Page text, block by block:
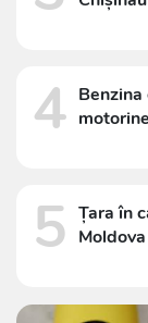
4
5 Țara în